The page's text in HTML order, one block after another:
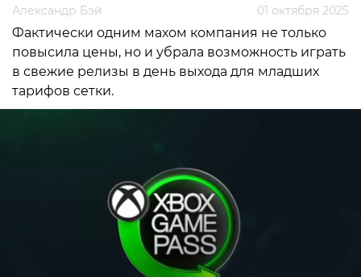
Александр Бэй 01 октября 2025
Фактически одним махом компания не только
повысила цены, но и убрала возможность играть
в свежие релизы в день выхода для младших
тарифов сетки.